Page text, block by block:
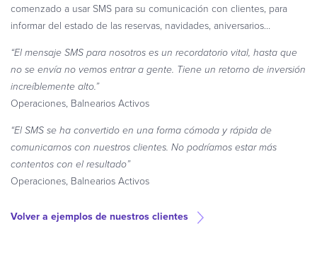
comenzado a usar SMS para su comunicación con clientes, para
informar del estado de las reservas, navidades, aniversarios…
“El mensaje SMS para nosotros es un recordatorio vital, hasta que
no se envía no vemos entrar a gente. Tiene un retorno de inversión
increíblemente alto.”
Operaciones, Balnearios Activos
“El SMS se ha convertido en una forma cómoda y rápida de
comunicarnos con nuestros clientes. No podríamos estar más
contentos con el resultado”
Operaciones, Balnearios Activos
Volver a ejemplos de nuestros clientes